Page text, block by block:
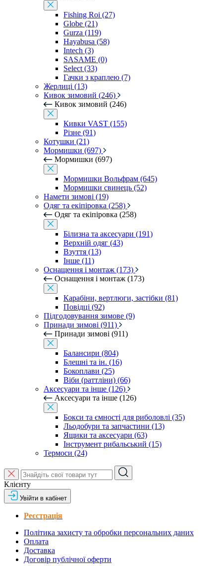
Fishing Roi (27)
Globe (21)
Gurza (119)
Hayabusa (58)
Intech (3)
SASAME (0)
Select (33)
Гачки з краплею (7)
Жерлиці (13)
Кивок зимовий (246)
Кивок зимовий (246)
Кивки VAST (155)
Різне (91)
Котушки (21)
Мормишки (697)
Мормишки (697)
Мормишки Вольфрам (645)
Мормишки свинець (52)
Намети зимові (19)
Одяг та екіпіровка (258)
Одяг та екіпіровка (258)
Білизна та аксесуари (191)
Верхній одяг (43)
Взуття (13)
Інше (11)
Оснащення і монтаж (173)
Оснащення і монтаж (173)
Карабіни, вертлюги, застібки (81)
Повідці (92)
Підгодовування зимове (9)
Принади зимові (911)
Принади зимові (911)
Балансири (804)
Блешні та ін. (16)
Бокоплави (25)
Віби (раттліни) (66)
Аксесуари та інше (126)
Аксесуари та інше (126)
Бокси та ємності для риболовлі (35)
Льодобури та запчастини (13)
Ящики та аксесуари (63)
Інструмент рибальський (15)
Термоси (24)
Клієнту
Увійти в кабінет
Реєстрація
Політика захисту та обробки персональних даних
Оплата
Доставка
Договір публічної оферти